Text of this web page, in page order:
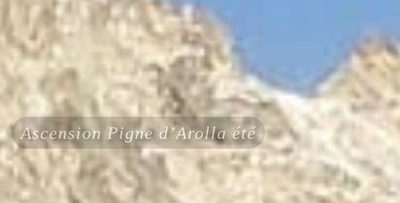
Ascension Pigne d’Arolla été